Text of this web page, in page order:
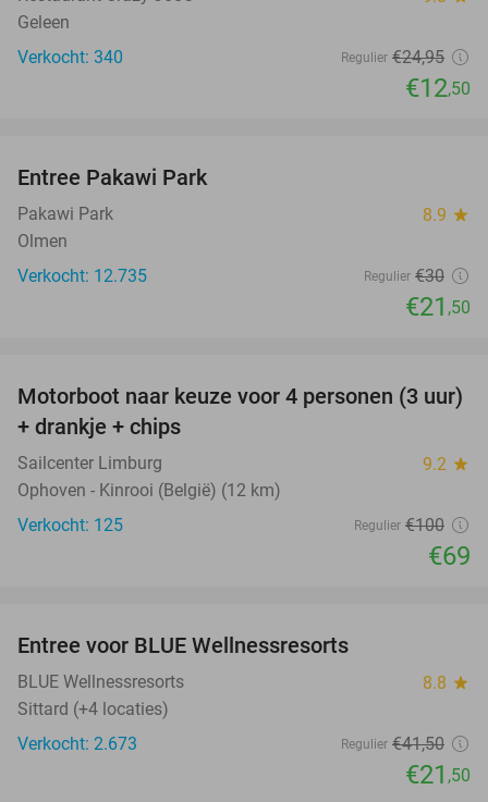
Geleen
Verkocht: 340
Regulier €24,95
€12,50
Entree Pakawi Park
Pakawi Park 8.9 star
Olmen
Verkocht: 12.735
Regulier €30
€21 ,50
31%
Motorboot naar keuze voor 4 personen (3 uur)
+ drankje + chips
Sailcenter Limburg 9.2 star
Ophoven - Kinrooi (België) (12 km)
Verkocht: 125
Regulier €100
€69
Entree voor BLUE Wellnessresorts
BLUE Wellnessresorts 8.8 star
Sittard (+4 locaties)
Verkocht: 2.673
Regulier €41,50
€21 ,50